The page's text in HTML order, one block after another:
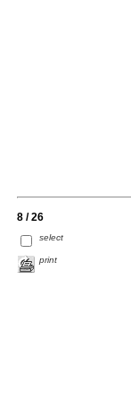
8 / 26
select
print